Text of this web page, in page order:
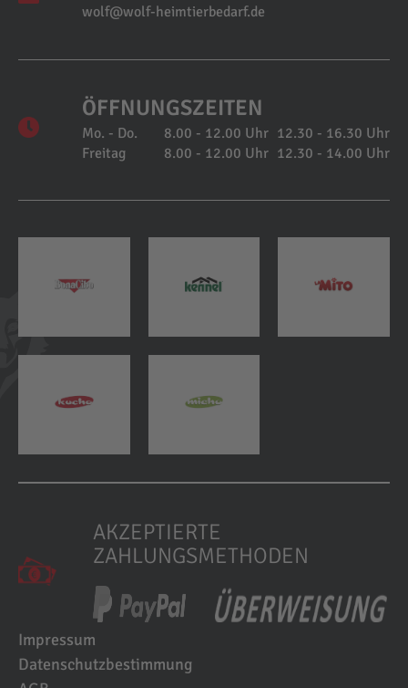
wolf@wolf-heimtierbedarf.de
ÖFFNUNGSZEITEN
Mo. - Do. 8.00 - 12.00 Uhr 12.30 - 16.30 Uhr
Freitag
8.00 - 12.00 Uhr 12.30 - 14.00 Uhr
AKZEPTIERTE
ZAHLUNGSMETHODEN
Impressum
Datenschutzbestimmung